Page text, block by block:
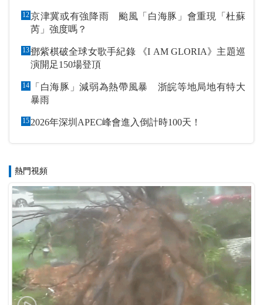
12京津冀或有強降雨 颱風「白海豚」會重現「杜蘇
芮」強度嗎？
13鄧紫棋破全球女歌手紀錄 《I AM GLORIA》主題巡
演開足150場登頂
14
「白海豚」減弱為熱帶風暴 浙皖等地局地有特大
暴雨
15 2026年深圳APEC峰會進入倒計時100天！
熱門視頻